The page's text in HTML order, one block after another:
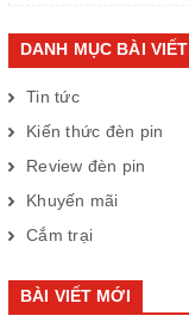
DANH MỤC BÀI VIẾT
Tin tức
Kiến thức đèn pin
Review đèn pin
Khuyến mãi
Cắm trại
BÀI VIẾT MỚI